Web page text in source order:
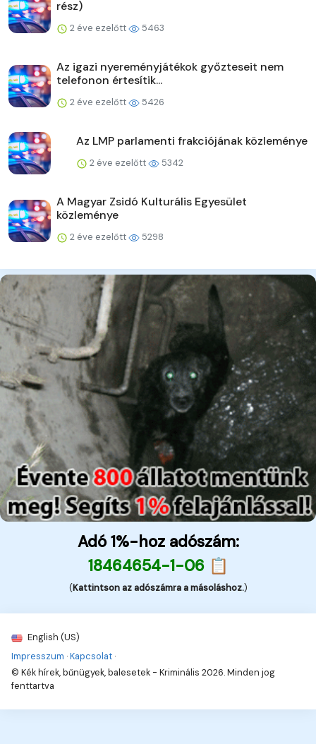
rész)
2 éve ezelőtt 5463
Az igazi nyereményjátékok győzteseit nem
telefonon értesítik...
2 éve ezelőtt 5426
Az LMP parlamenti frakciójának közleménye
2 éve ezelőtt 5342
A Magyar Zsidó Kulturális Egyesület
közleménye
2 éve ezelőtt 5298
Adó 1%-hoz adószám:
18464654-1-06 📋
(Kattintson az adószámra a másoláshoz.)
English (US)
Impresszum ·Kapcsolat ·
© Kék hírek, bűnügyek, balesetek - Kriminális 2026. Minden jog
fenttartva